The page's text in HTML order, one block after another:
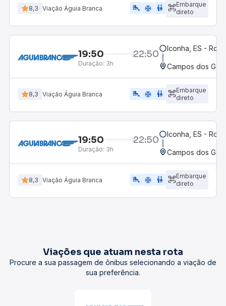
8,3 Viação Águia Branca airline_seat_legroom_extra ac_unit WC
Embarque
direto
19:50 22:50
Duração: 3h
Iconha, ES -
Campos dos
8,3 Viação Águia Branca airline_seat_legroom_extra ac_unit WC
Embarque
direto
19:50 22:50
Duração: 3h
Iconha, ES -
Campos dos
8,3 Viação Águia Branca airline_seat_legroom_extra ac_unit WC
Embarque
direto
Viações que atuam nesta rota
Procure a sua passagem de ônibus selecionando a viação de
sua preferência.